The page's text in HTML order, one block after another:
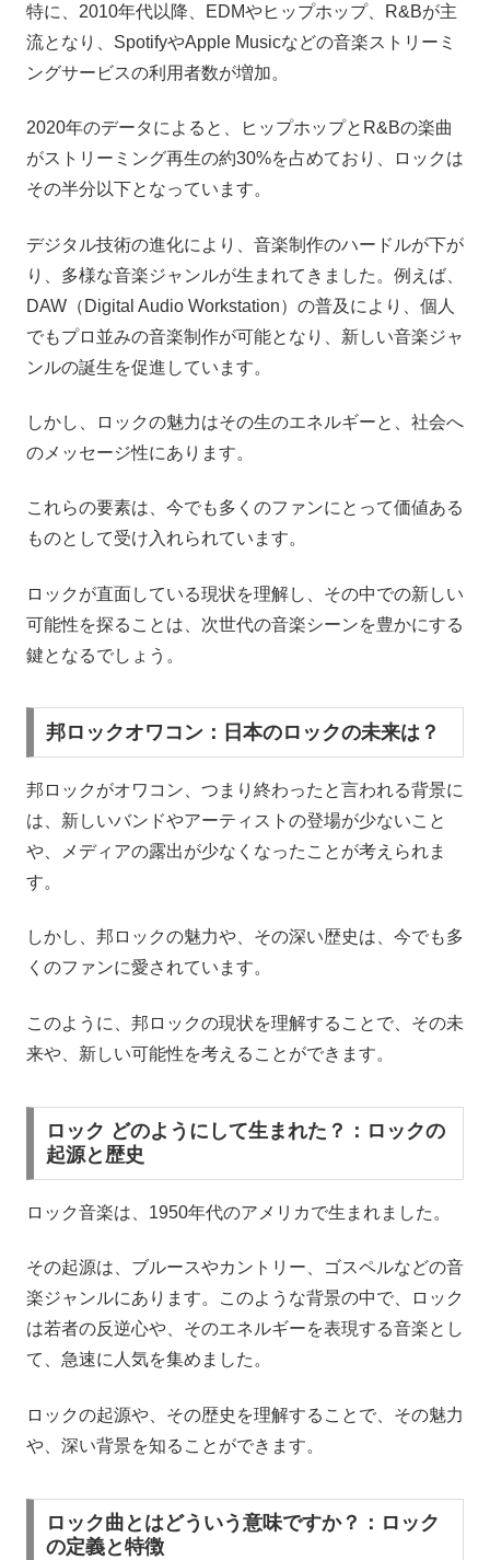
特に、2010年代以降、EDMやヒップホップ、R&Bが主
流となり、SpotifyやApple Musicなどの音楽ストリーミ
ングサービスの利用者数が増加。
2020年のデータによると、ヒップホップとR&Bの楽曲
がストリーミング再生の約30%を占めており、ロックは
その半分以下となっています。
デジタル技術の進化により、音楽制作のハードルが下が
り、多様な音楽ジャンルが生まれてきました。例えば、
DAW（Digital Audio Workstation）の普及により、個人
でもプロ並みの音楽制作が可能となり、新しい音楽ジャ
ンルの誕生を促進しています。
しかし、ロックの魅力はその生のエネルギーと、社会へ
のメッセージ性にあります。
これらの要素は、今でも多くのファンにとって価値ある
ものとして受け入れられています。
ロックが直面している現状を理解し、その中での新しい
可能性を探ることは、次世代の音楽シーンを豊かにする
鍵となるでしょう。
邦ロックオワコン：日本のロックの未来は？
邦ロックがオワコン、つまり終わったと言われる背景に
は、新しいバンドやアーティストの登場が少ないこと
や、メディアの露出が少なくなったことが考えられま
す。
しかし、邦ロックの魅力や、その深い歴史は、今でも多
くのファンに愛されています。
このように、邦ロックの現状を理解することで、その未
来や、新しい可能性を考えることができます。
ロック どのようにして生まれた？：ロックの
起源と歴史
ロック音楽は、1950年代のアメリカで生まれました。
その起源は、ブルースやカントリー、ゴスペルなどの音
楽ジャンルにあります。このような背景の中で、ロック
は若者の反逆心や、そのエネルギーを表現する音楽とし
て、急速に人気を集めました。
ロックの起源や、その歴史を理解することで、その魅力
や、深い背景を知ることができます。
ロック曲とはどういう意味ですか？：ロック
の定義と特徴